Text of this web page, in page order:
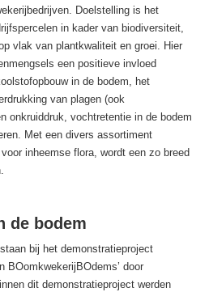
Doelstelling is het
in kader van biodiversiteit,
vlak van plantkwaliteit en groei. Hier
een positieve invloed
in de bodem, het
van plagen (ook
onkruiddruk, vochtretentie in de bodem
Met een divers assortiment
inheemse flora, wordt een zo breed
de bodem
bij het demonstratieproject
BOomkwekerijBOdems’ door
dit demonstratieproject werden